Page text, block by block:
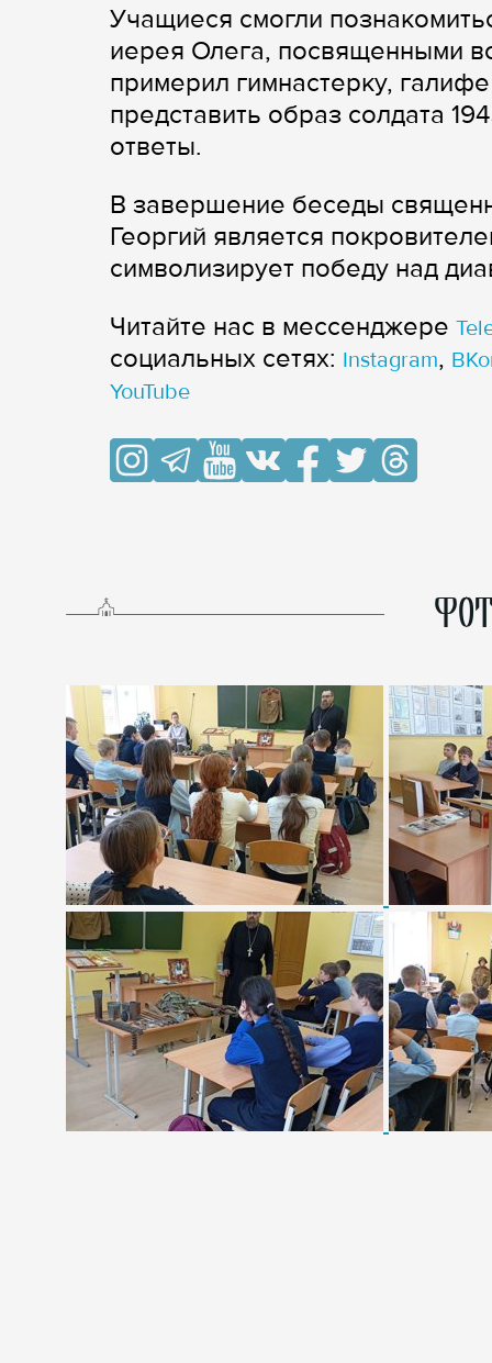
Учащиеся смогли
иерея Олега, посвященными
примерил гимнастерку,
представить образ солдата
ответы.
В завершение беседы
Георгий является
символизирует победу над
Читайте нас в мессенджере
cоциальных сетях: Instagram,
YouTube